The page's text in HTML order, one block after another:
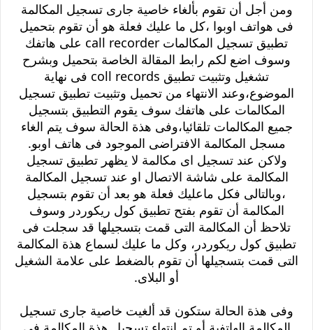
ومن أجل أن تقوم بألغاء خاصية جارى تسجيل المكالمة
فى هواتف اوبوا ،كل ما عليك فعلة هو أن تقوم بتحميل
تطبيق تسجيل المكالمات call recorder على هاتفك
وسوف اضع لكم رابط المقالة الخاصة بتحميل وبشرح
تشغيل وتثبيت تطبيق coll records فى نهاية
الموضوع،وعند الانتهاء من تحميل وتثبيت تطبيق تسجيل
المكالمات على هاتفك سوف يقوم التطبيق بتسجيل
جميع المكالمات تلقائيا،وفى هذة الحالة سوف يتم الغاء
مسجل المكالمة الافتراضى الموجود فى هاتف اوبو.
ولاكن عند تسجيل اى مكالمة لا يظهر تطبيق تسجيل
المكالمة على شاشة الاتصال او عند تسجيل المكالمة
،وبالتالى فكل ماعليك فعلة هو بعد أن تقوم بتسجيل
المكالمة أن تقوم بفتح تطبيق كول ريكوردر وسوف
تلاحظ أن المكالمة التى قمت بتسجيلها قد سجلت فى
تطبيق كول ريكوردر، وكل ما عليك لسماع هذة المكالمة
التى قمت بتسجيلها أن تقوم بالضغط على علامة الشغيل
أو البلاى.
وفى هذة الحالة ستكون قد ألغيت خاصية جارى تسجيل